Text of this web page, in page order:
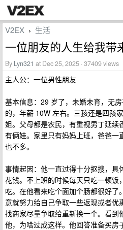
V2EX › 生活
一位朋友的人生给我带
By Lyn321 at Dec 25, 2025 · 37409 views
主人公：一位男性朋友
基本信息：29 岁了，未婚未育，无
的，年薪 10W 左右。三孩还是四孩
姐。父母都是农民，有重视男丁延续
有俩娃。家里只有妈妈上班，爸爸一
也不多。
事情起因：他一直过得十分抠搜，具
花钱。不上班的时候每天只吃一顿饭
吃。在他看来吃个面加个肠都很好
意就努力给自己争取一些返现或者
找商家尽量争取给重新换一个。看到
他，为啥过成这样。他回答准备买房